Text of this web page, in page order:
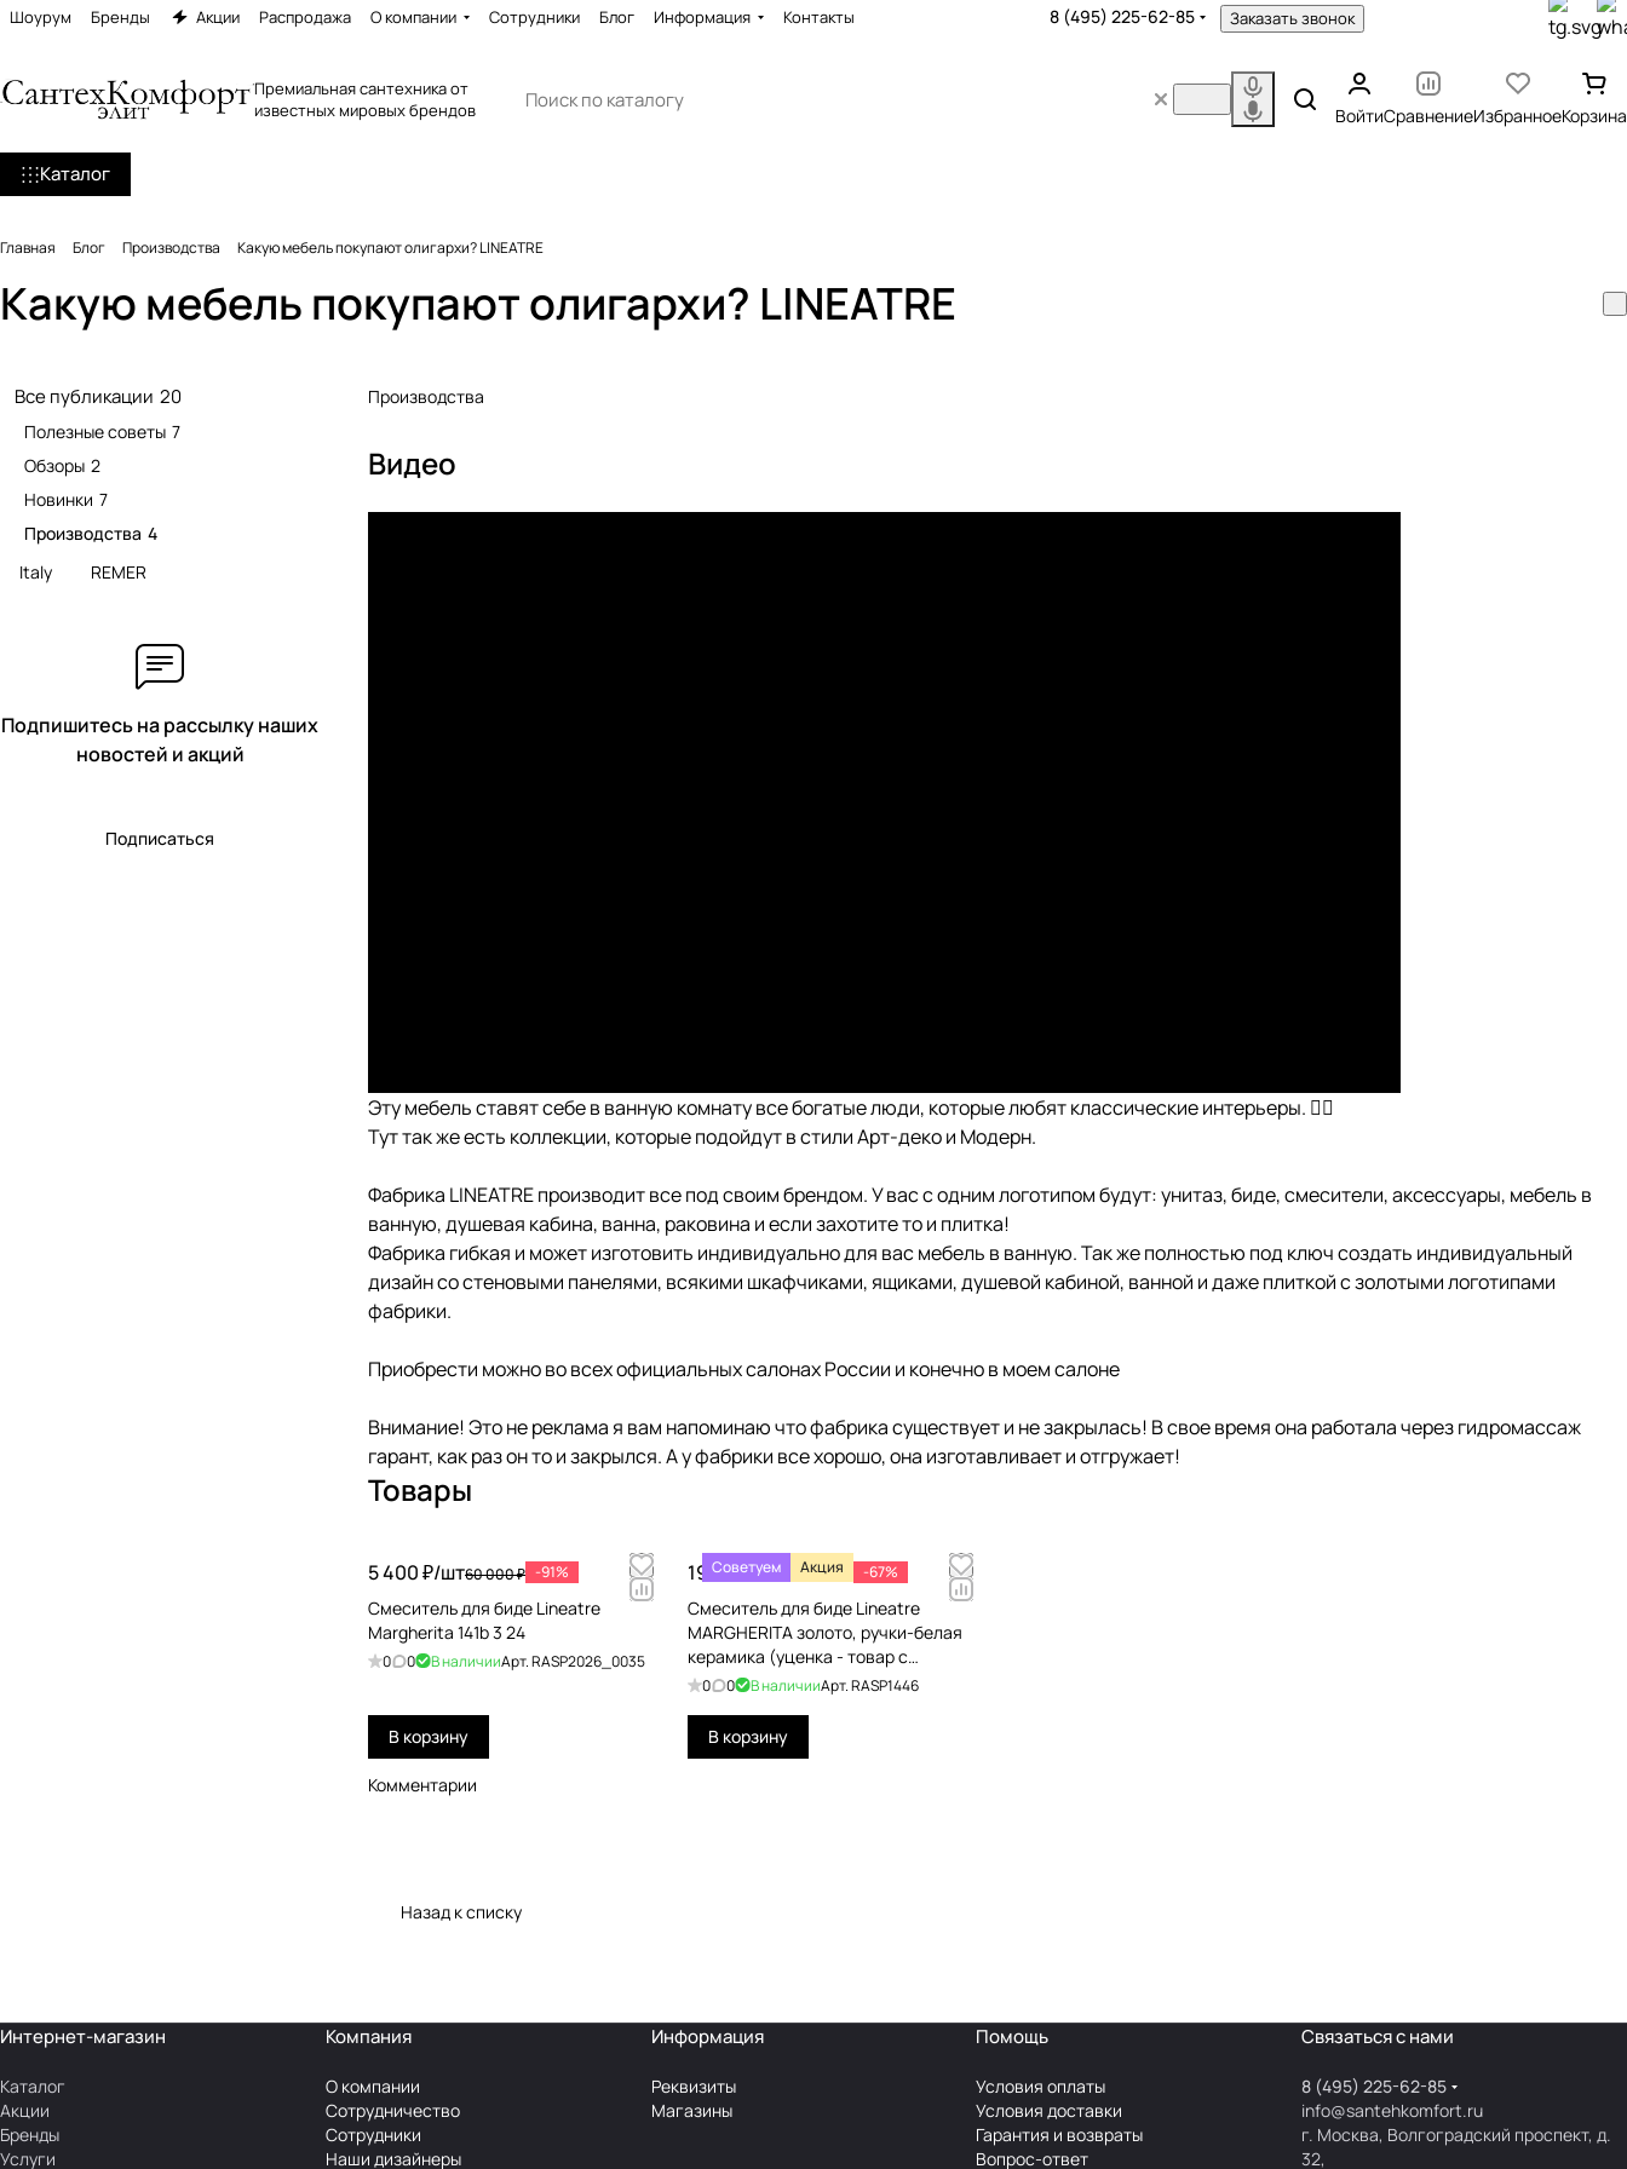
Шоурум Бренды Акции Распродажа О компании Сотрудники Блог Информация Контакты 8 (495) 225-62-85 Заказать звонок
Премиальная сантехника от
известных мировых брендов
ВойтиСравнениеИзбранноеКорзина
Каталог
Главная Блог Производства Какую мебель покупают олигархи? LINEATRE
Какую мебель покупают олигархи? LINEATRE
Производства
Видео
Эту мебель ставят себе в ванную комнату все богатые люди, которые любят классические интерьеры. 👌🏻
Тут так же есть коллекции, которые подойдут в стили Арт-деко и Модерн.
Фабрика LINEATREпроизводит все под своим брендом. У вас с одним логотипом будут: унитаз, биде, смесители, аксессуары, мебель в
ванную, душевая кабина, ванна, раковина и если захотите то и плитка!
Фабрика гибкая и может изготовить индивидуально для вас мебель в ванную. Так же полностью под ключ создать индивидуальный
дизайн со стеновыми панелями, всякими шкафчиками, ящиками, душевой кабиной, ванной и даже плиткой с золотыми логотипами
фабрики.
Приобрести можно во всех официальных салонах России и конечно в моемсалоне
Внимание! Это не реклама я вам напоминаю что фабрика существует и не закрылась! В свое время она работала через гидромассаж
гарант, как раз он то и закрылся. А у фабрики все хорошо, она изготавливает и отгружает!
Товары
5 400 ₽/шт60 000 ₽ -91%
Смеситель для биде Lineatre
Margherita 141b 3 24
0 0 В наличииАрт.RASP2026_0035
В корзину
Советуем Акция
19 800 ₽/шт 60 000 ₽ -67%
Смеситель для биде Lineatre
MARGHERITA золото, ручки-белая
керамика (уценка - товар с
экспозиции)
0 0 В наличииАрт.RASP1446
В корзину
Комментарии
Назад к списку
Все публикации 20
Полезные советы 7
Обзоры 2
Новинки 7
Производства 4
Italy
REMER
Подпишитесь на рассылку наших
новостей и акций
Подписаться
Интернет-магазин
Каталог
Акции
Бренды
Услуги
Компания
О компании
Сотрудничество
Сотрудники
Наши дизайнеры
Информация
Реквизиты
Магазины
Помощь
Условия оплаты
Условия доставки
Гарантия и возвраты
Вопрос-ответ
Связаться с нами
8 (495) 225-62-85
info@santehkomfort.ru
г. Москва, Волгоградский проспект, д.
32,